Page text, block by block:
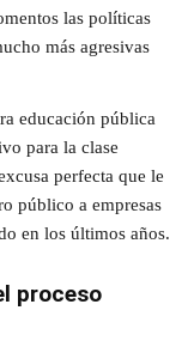
las políticas
más agresivas
educación pública
para la clase
perfecta que le
público a empresas
en los últimos años.
proceso